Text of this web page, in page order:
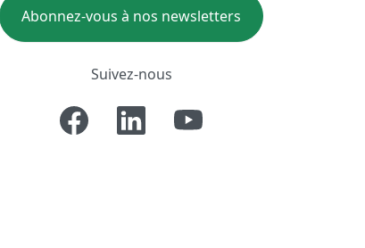
Abonnez-vous à nos newsletters
Suivez-nous